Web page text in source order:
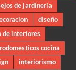
de jardineria
diseño
de interiores
cocina
interiorismo